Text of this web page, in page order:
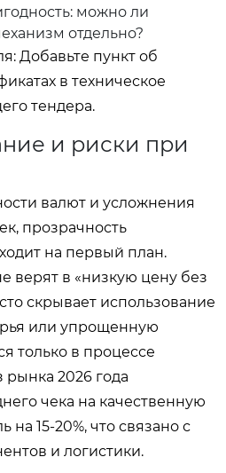
можно ли
отдельно?
Добавьте пункт об
в техническое
тендера.
и риски при
валют и усложнения
прозрачность
на первый план.
верят в «низкую цену без
скрывает использование
или упрощенную
только в процессе
рынка 2026 года
чека на качественную
15-20%, что связано с
и логистики.